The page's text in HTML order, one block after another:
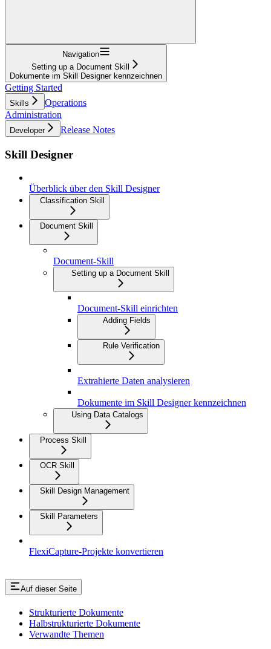
Navigation
Setting up a Document Skill
Dokumente im Skill Designer kennzeichnen
Getting Started
Skills
Operations
Administration
Developer Release Notes
Skill Designer
Überblick über den Skill Designer
Classification Skill
Document Skill
Document-Skill
Setting up a Document Skill
Document-Skill einrichten
Adding Fields
Rule Verification
Extrahierte Daten analysieren
Dokumente im Skill Designer kennzeichnen
Using Data Catalogs
Process Skill
OCR Skill
Skill Design Management
Skill Parameters
FlexiCapture-Projekte konvertieren
Auf dieser Seite
Strukturierte Dokumente
Halbstrukturierte Dokumente
Verwandte Themen